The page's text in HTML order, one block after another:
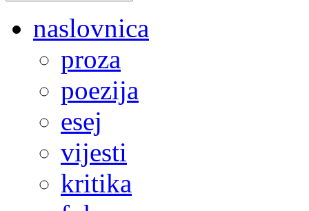
naslovnica
proza
poezija
esej
vijesti
kritika